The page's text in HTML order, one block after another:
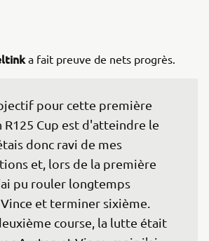
a fait preuve de nets progrès.
pour cette première
R125 Cup est d'atteindre le
donc ravi de mes
et, lors de la première
pu rouler longtemps
et terminer sixième.
course, la lutte était